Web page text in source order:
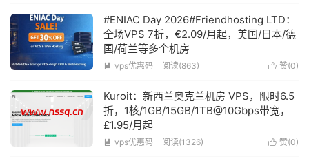
#ENIAC Day 2026#Friendhosting LTD：
全场VPS 7折，€2.09/月起，美国/日本/德
国/荷兰等多个机房
 赞(0)
 vps优惠码 阅读(863)
Kuroit：新西兰奥克兰机房 VPS，限时6.5
折，1核/1GB/15GB/1TB@10Gbps带宽，
£1.95/月起
 赞(0)
 vps优惠码 阅读(1326)